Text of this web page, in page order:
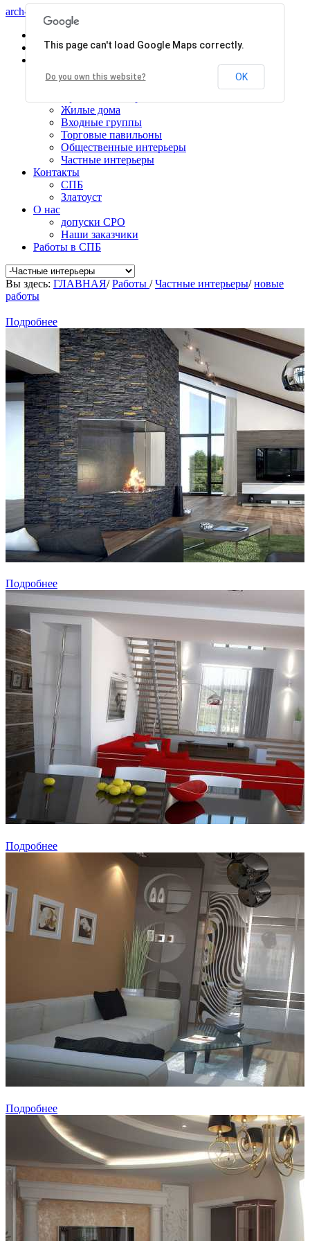
arch-centr
Услуги
Общественные здания
Производственные здания
Жилые дома
Входные группы
Торговые павильоны
Общественные интерьеры
Частные интерьеры
Контакты
СПБ
Златоуст
О нас
допуски СРО
Наши заказчики
Работы в СПБ
Вы здесь: ГЛАВНАЯ/Работы /Частные интерьеры/новые
работы
Подробнее
Подробнее
Подробнее
Подробнее
This page can't load Google Maps correctly.
Do you own this website? OK